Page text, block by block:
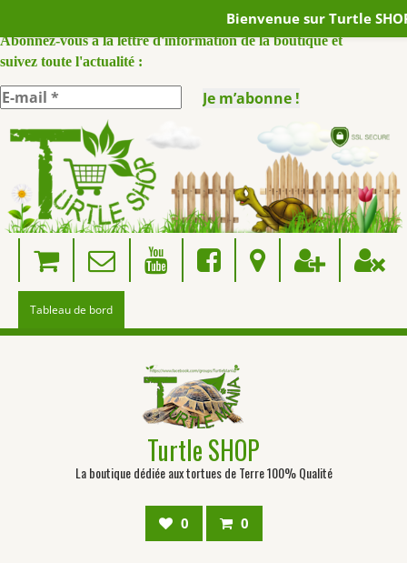
ABONNEZ VOUS A NOTRE NEWSLETTER :
Abonnez-vous à la lettre d'information de la boutique et
suivez toute l'actualité :
Skip
to
content
Tableau de bord
Turtle SHOP
La boutique dédiée aux tortues de Terre 100% Qualité
0 0
Bienvenue sur Turtle